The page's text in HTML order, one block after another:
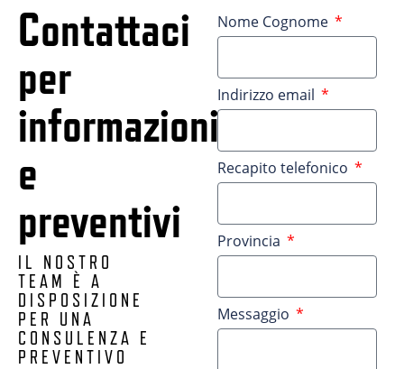
Contattaci
per
informazioni
e
preventivi
IL NOSTRO
TEAM È A
DISPOSIZIONE
PER UNA
CONSULENZA E
PREVENTIVO
Nome Cognome
Indirizzo email
Recapito telefonico
Provincia
Messaggio